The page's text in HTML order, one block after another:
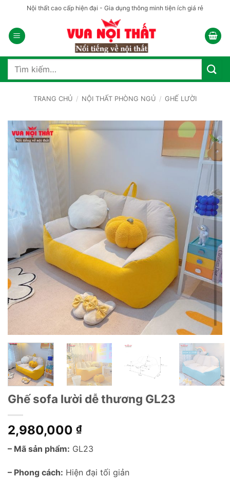
nội
dung
Nội thất cao cấp hiện đại - Gia dụng thông minh tiện ích giá rẻ
Tìm
TRANG CHỦ / NỘI THẤT PHÒNG NGỦ / GHẾ LƯỜI
Ghế sofa lười dễ thương GL23
2,980,000 ₫
– Mã sản phẩm: GL23
– Phong cách: Hiện đại tối giản